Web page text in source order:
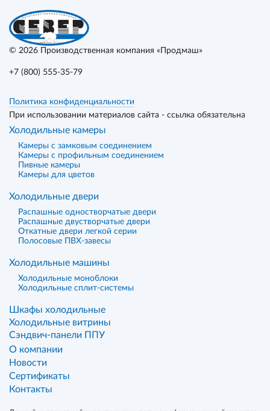
© 2026 Производственная компания «Продмаш»
+7 (800) 555-35-79
Политика конфиденциальности
При использовании материалов сайта - ссылка обязательна
Холодильные камеры
Камеры с замковым соединением
Камеры с профильным соединением
Пивные камеры
Камеры для цветов
Холодильные двери
Распашные одностворчатые двери
Распашные двустворчатые двери
Откатные двери легкой серии
Полосовые ПВХ-завесы
Холодильные машины
Холодильные моноблоки
Холодильные сплит-системы
Шкафы холодильные
Холодильные витрины
Сэндвич-панели ППУ
О компании
Новости
Сертификаты
Контакты